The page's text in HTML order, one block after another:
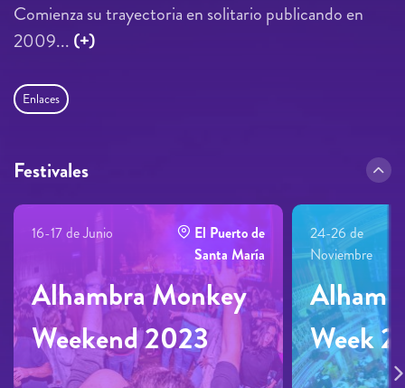
Comienza su trayectoria en solitario publicando en
2009... (+)
Enlaces
Festivales
16-17 de Junio
El Puerto de
Santa María
Alhambra Monkey
Weekend 2023
24-26 de
Noviembre
Week